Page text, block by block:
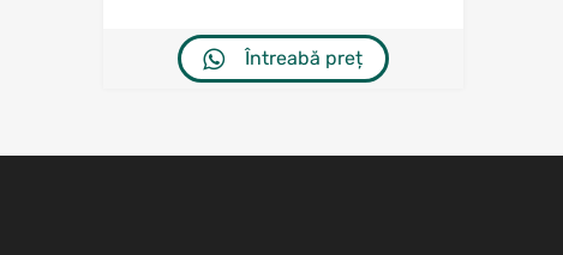
Întreabă preț